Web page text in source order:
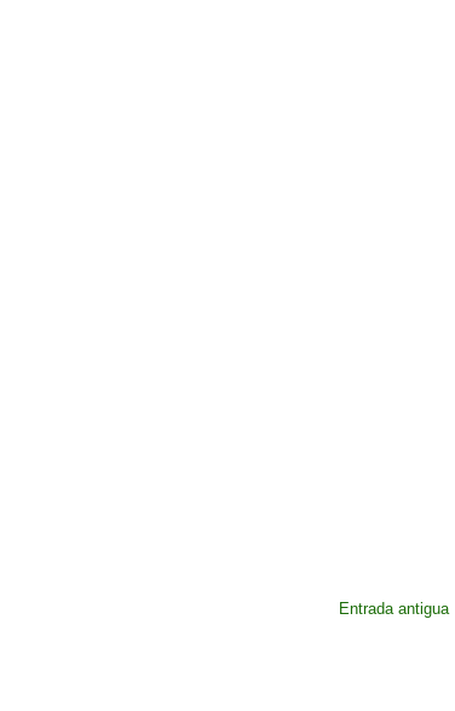
Entrada antigua